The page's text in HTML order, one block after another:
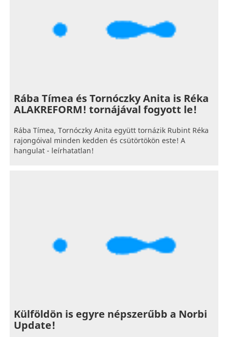
Rába Tímea és Tornóczky Anita is Réka
ALAKREFORM! tornájával fogyott le!
Rába Tímea, Tornóczky Anita együtt tornázik Rubint Réka
rajongóival minden kedden és csütörtökön este! A
hangulat - leírhatatlan!
Külföldön is egyre népszerűbb a Norbi
Update!